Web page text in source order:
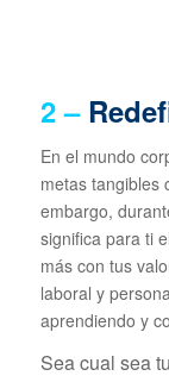
2 –
En el mundo
metas tangibles
embargo,
significa para ti
más con tus
laboral y
aprendiendo y
Sea cual sea